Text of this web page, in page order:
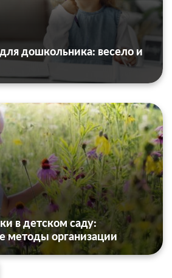
дошкольника: весело и
в детском саду:
методы организации